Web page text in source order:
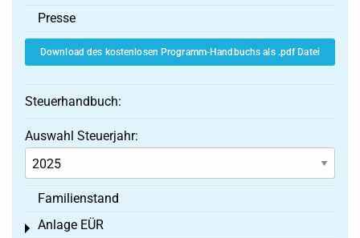
Presse
Download des kostenlosen Programm-Handbuchs als .pdf Datei
Steuerhandbuch:
Auswahl Steuerjahr:
Familienstand
Anlage EÜR
Toggle menu